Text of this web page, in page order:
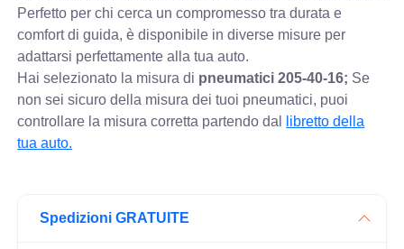
Perfetto per chi cerca un compromesso tra durata e
comfort di guida, è disponibile in diverse misure per
adattarsi perfettamente alla tua auto.
Hai selezionato la misura di pneumatici205-40-16; Se
non sei sicuro della misura dei tuoi pneumatici, puoi
controllare la misura corretta partendo dal
libretto della
tua auto.
Spedizioni GRATUITE